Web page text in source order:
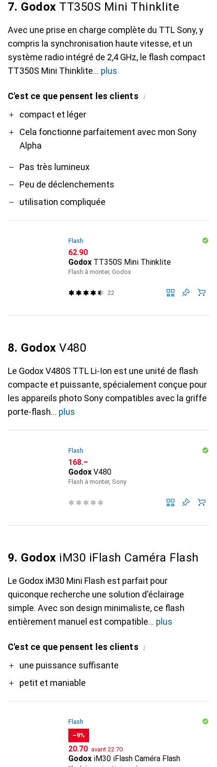
7. Godox TT350S Mini Thinklite
Avec une prise en charge complète du TTL Sony, y
compris la synchronisation haute vitesse, et un
système radio intégré de 2,4 GHz, le flash compact
TT350S Mini Thinklite
plus
C'est ce que pensent les clients i
Procompact et léger
Cela fonctionne parfaitement avec mon Sony
Alpha
Contre
Pas très lumineux
Peu de déclenchements
utilisation compliquée
Flash
CHF
62.90
Godox TT350S Mini Thinklite
Flash à monter, Godox
22
8. Godox V480
Le Godox V480S TTL Li-Ion est une unité de flash
compacte et puissante, spécialement conçue pour
les appareils photo Sony compatibles avec la griffe
porte-flash
plus
Flash
CHF
168.–
Godox V480
Flash à monter, Sony
9. Godox iM30 iFlash Caméra Flash
Le Godox iM30 Mini Flash est parfait pour
quiconque recherche une solution d'éclairage
simple. Avec son design minimaliste, ce flash
entièrement manuel est compatible
plus
C'est ce que pensent les clients i
Proune puissance suffisante
petit et maniable
Flash
−9%
CHF
20.70 avant CHF
22.70
Godox iM30 iFlash Caméra Flash